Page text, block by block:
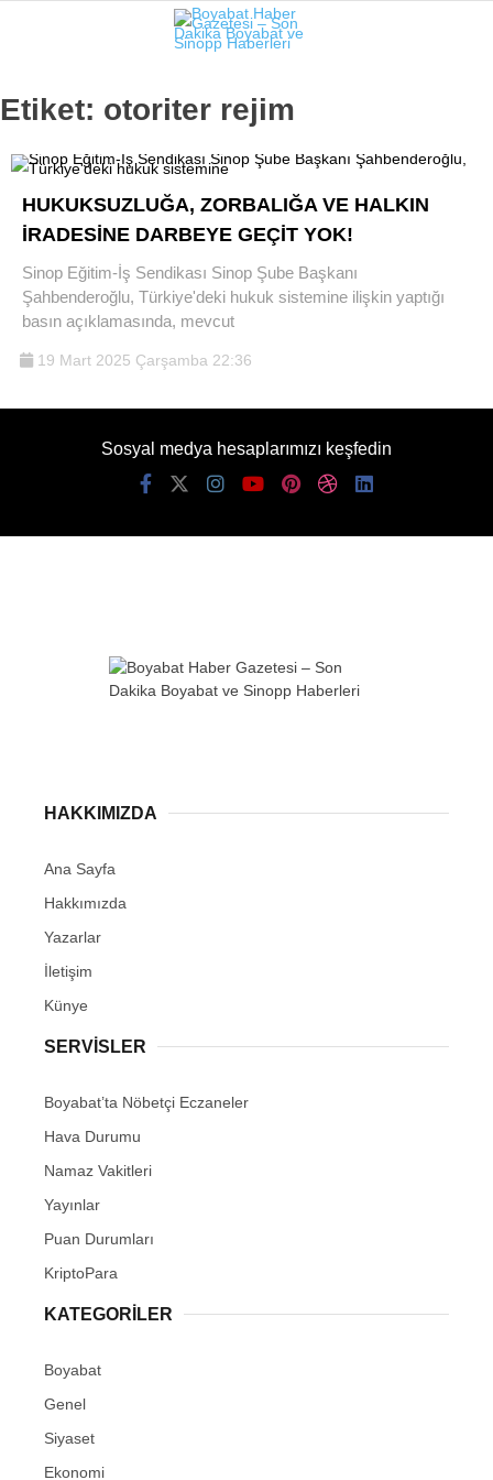
Etiket: otoriter rejim
HUKUKSUZLUĞA, ZORBALIĞA VE HALKIN
İRADESİNE DARBEYE GEÇİT YOK!
Sinop Eğitim-İş Sendikası Sinop Şube Başkanı
Şahbenderoğlu, Türkiye'deki hukuk sistemine ilişkin yaptığı
basın açıklamasında, mevcut
19 Mart 2025 Çarşamba 22:36
Sosyal medya hesaplarımızı keşfedin
HAKKIMIZDA
Ana Sayfa
Hakkımızda
Yazarlar
İletişim
Künye
SERVISLER
Boyabat’ta Nöbetçi Eczaneler
Hava Durumu
Namaz Vakitleri
Yayınlar
Puan Durumları
KriptoPara
KATEGORILER
Boyabat
Genel
Siyaset
Ekonomi